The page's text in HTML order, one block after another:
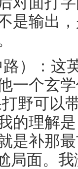
是输出
）：这
一个玄
野可以
的理解
是补那
局面。